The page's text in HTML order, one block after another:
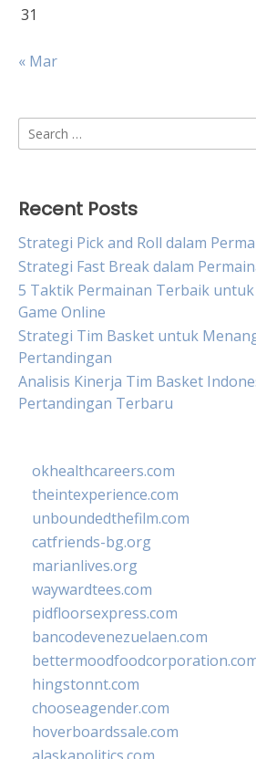
31
« Mar
Search
for:
Recent Posts
Strategi Pick and Roll dalam
Strategi Fast Break dalam
5 Taktik Permainan Terbaik
Game Online
Strategi Tim Basket untuk
Pertandingan
Analisis Kinerja Tim Basket
Pertandingan Terbaru
okhealthcareers.com
theintexperience.com
unboundedthefilm.com
catfriends-bg.org
marianlives.org
waywardtees.com
pidfloorsexpress.com
bancodevenezuelaen.com
hingstonnt.com
chooseagender.com
hoverboardssale.com